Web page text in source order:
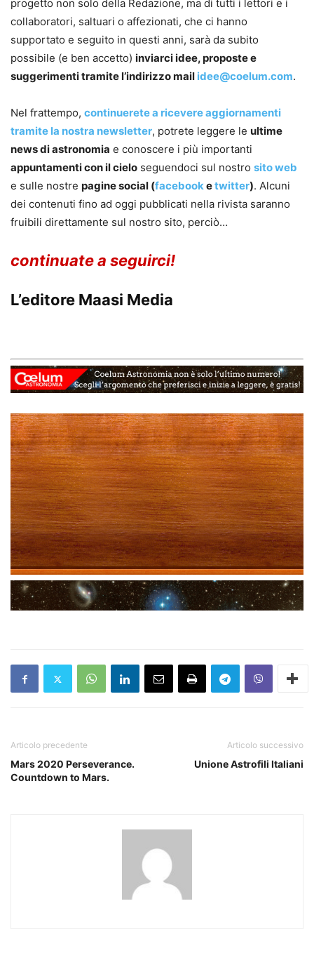
progetto non solo della Redazione, ma di tutti i lettori e i
collaboratori, saltuari o affezionati, che ci hanno
supportato e seguito in questi anni, sarà da subito
possibile (e ben accetto) inviarci idee, proposte e
suggerimenti tramite l’indirizzo mail idee@coelum.com.
Nel frattempo, continuerete a ricevere aggiornamenti
tramite la nostra newsletter, potrete leggere le ultime
news di astronomia e conoscere i più importanti
appuntamenti con il cielo seguendoci sul nostro sito web
e sulle nostre pagine social (facebooketwitter). Alcuni
dei contenuti fino ad oggi pubblicati nella rivista saranno
fruibili direttamente sul nostro sito, perciò…
continuate a seguirci!
L’editore Maasi Media
Articolo precedente
Mars 2020 Perseverance.
Countdown to Mars.
Articolo successivo
Unione Astrofili Italiani